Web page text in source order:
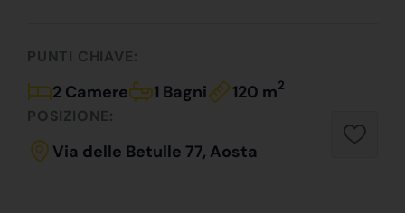
PUNTI CHIAVE:
2 Camere 1 Bagni 120 m2
POSIZIONE:
Via delle Betulle 77, Aosta